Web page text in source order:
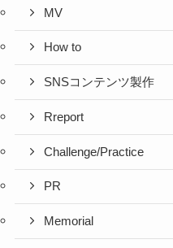
MV
How to
SNSコンテンツ製作
Rreport
Challenge/Practice
PR
Memorial